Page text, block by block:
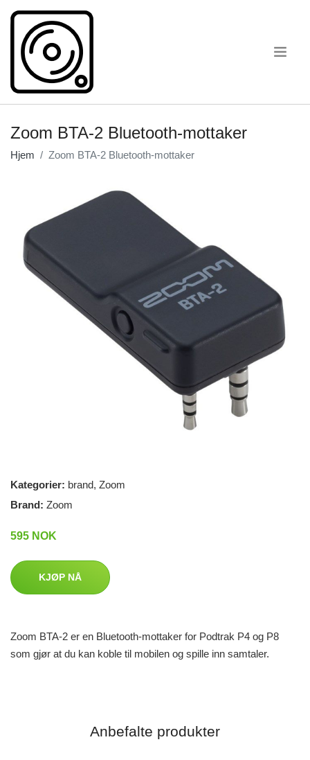
Zoom BTA-2 Bluetooth-mottaker
Hjem Zoom BTA-2 Bluetooth-mottaker
Kategorier: brand, Zoom
Brand: Zoom
595 NOK
KJØP NÅ
Zoom BTA-2 er en Bluetooth-mottaker for Podtrak P4 og P8
som gjør at du kan koble til mobilen og spille inn samtaler.
Anbefalte produkter